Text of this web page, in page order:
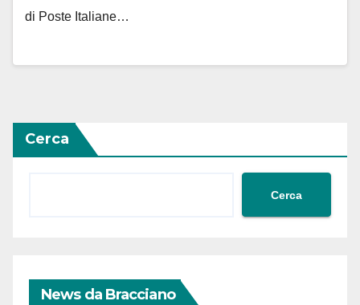
di Poste Italiane…
Cerca
Cerca
News da Bracciano